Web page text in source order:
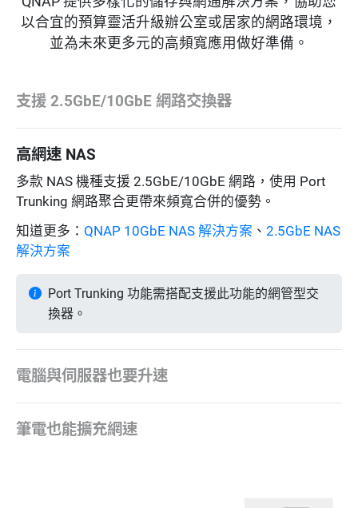
以合宜的預算靈活升級辦公室或居家的網路環境，
並為未來更多元的高頻寬應用做好準備。
支援 2.5GbE/10GbE 網路交換器
高網速 NAS
多款 NAS 機種支援 2.5GbE/10GbE 網路，使用 Port
Trunking 網路聚合更帶來頻寬合併的優勢。
知道更多： QNAP 10GbE NAS 解決方案 、 2.5GbE NAS
解決方案
Port Trunking 功能需搭配支援此功能的網管型交
換器。
電腦與伺服器也要升速
筆電也能擴充網速